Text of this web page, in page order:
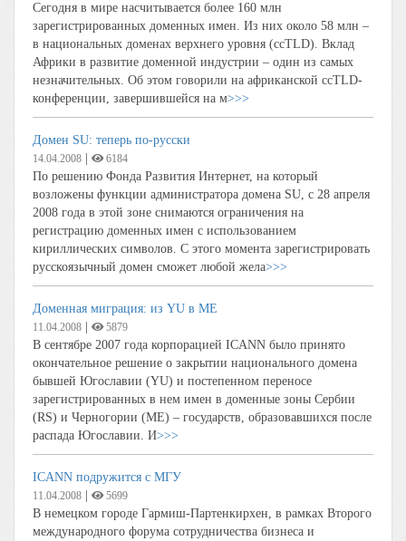
Сегодня в мире насчитывается более 160 млн
зарегистрированных доменных имен. Из них около 58 млн –
в национальных доменах верхнего уровня (ccTLD). Вклад
Африки в развитие доменной индустрии – один из самых
незначительных. Об этом говорили на африканской ccTLD-
конференции, завершившейся на м>>>
Домен SU: теперь по-русски
14.04.2008 6184
По решению Фонда Развития Интернет, на который
возложены функции администратора домена SU, с 28 апреля
2008 года в этой зоне снимаются ограничения на
регистрацию доменных имен с использованием
кириллических символов. С этого момента зарегистрировать
русскоязычный домен сможет любой жела>>>
Доменная миграция: из YU в ME
11.04.2008 5879
В сентябре 2007 года корпорацией ICANN было принято
окончательное решение о закрытии национального домена
бывшей Югославии (YU) и постепенном переносе
зарегистрированных в нем имен в доменные зоны Сербии
(RS) и Черногории (ME) – государств, образовавшихся после
распада Югославии. И>>>
ICANN подружится с МГУ
11.04.2008 5699
В немецком городе Гармиш-Партенкирхен, в рамках Второго
международного форума сотрудничества бизнеса и